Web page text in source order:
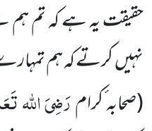
حقیقتیہ ہے کہ تم ہم
نہیںکرتے کہ ہم
(صحابہ ٔکرامرَضِیَ اللہ